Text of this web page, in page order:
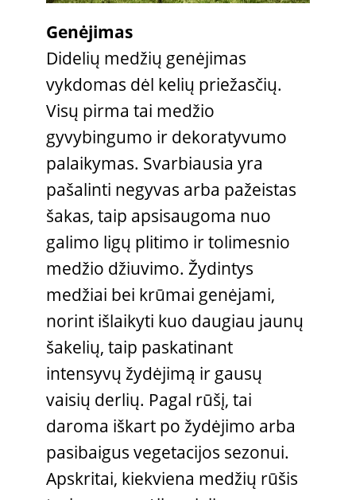
Genėjimas
Didelių medžių genėjimas
vykdomas dėl kelių priežasčių.
Visų pirma tai medžio
gyvybingumo ir dekoratyvumo
palaikymas. Svarbiausia yra
pašalinti negyvas arba pažeistas
šakas, taip apsisaugoma nuo
galimo ligų plitimo ir tolimesnio
medžio džiuvimo. Žydintys
medžiai bei krūmai genėjami,
norint išlaikyti kuo daugiau jaunų
šakelių, taip paskatinant
intensyvų žydėjimą ir gausų
vaisių derlių. Pagal rūšį, tai
daroma iškart po žydėjimo arba
pasibaigus vegetacijos sezonui.
Apskritai, kiekviena medžių rūšis